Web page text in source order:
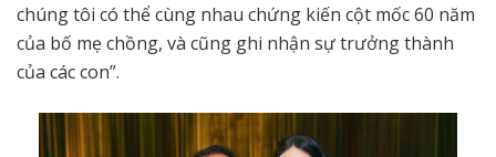
chúng tôi có thể cùng nhau chứng kiến cột mốc 60 năm
của bố mẹ chồng, và cũng ghi nhận sự trưởng thành
của các con”.